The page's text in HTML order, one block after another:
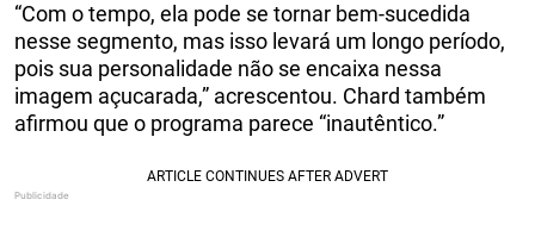
“Com o tempo, ela pode se tornar bem-sucedida
nesse segmento, mas isso levará um longo período,
pois sua personalidade não se encaixa nessa
imagem açucarada,” acrescentou. Chard também
afirmou que o programa parece “inautêntico.”